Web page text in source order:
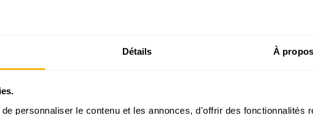
Détails À
personnaliser le contenu et les annonces, d'offrir des fonctionnalités
: résistantes mais peu profitables
économique